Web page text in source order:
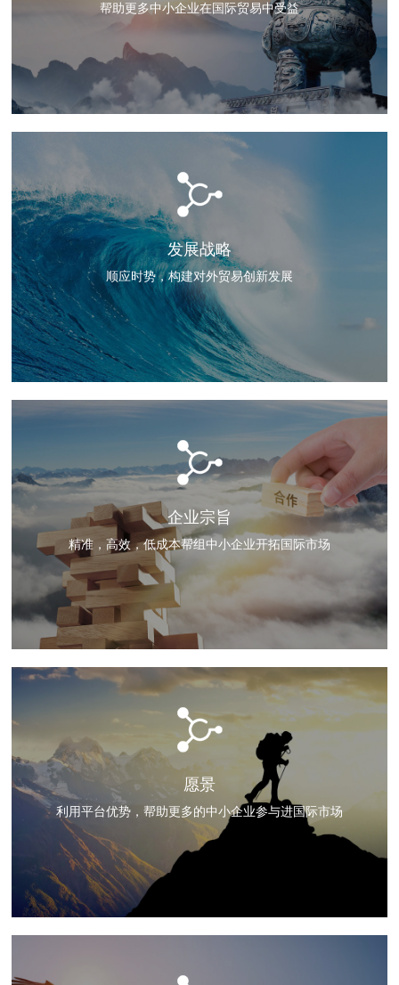
帮助更多中小企业在国际贸易中受益
发展战略
顺应时势，构建对外贸易创新发展
企业宗旨
精准，高效，低成本帮组中小企业开拓国际市场
愿景
利用平台优势，帮助更多的中小企业参与进国际市场